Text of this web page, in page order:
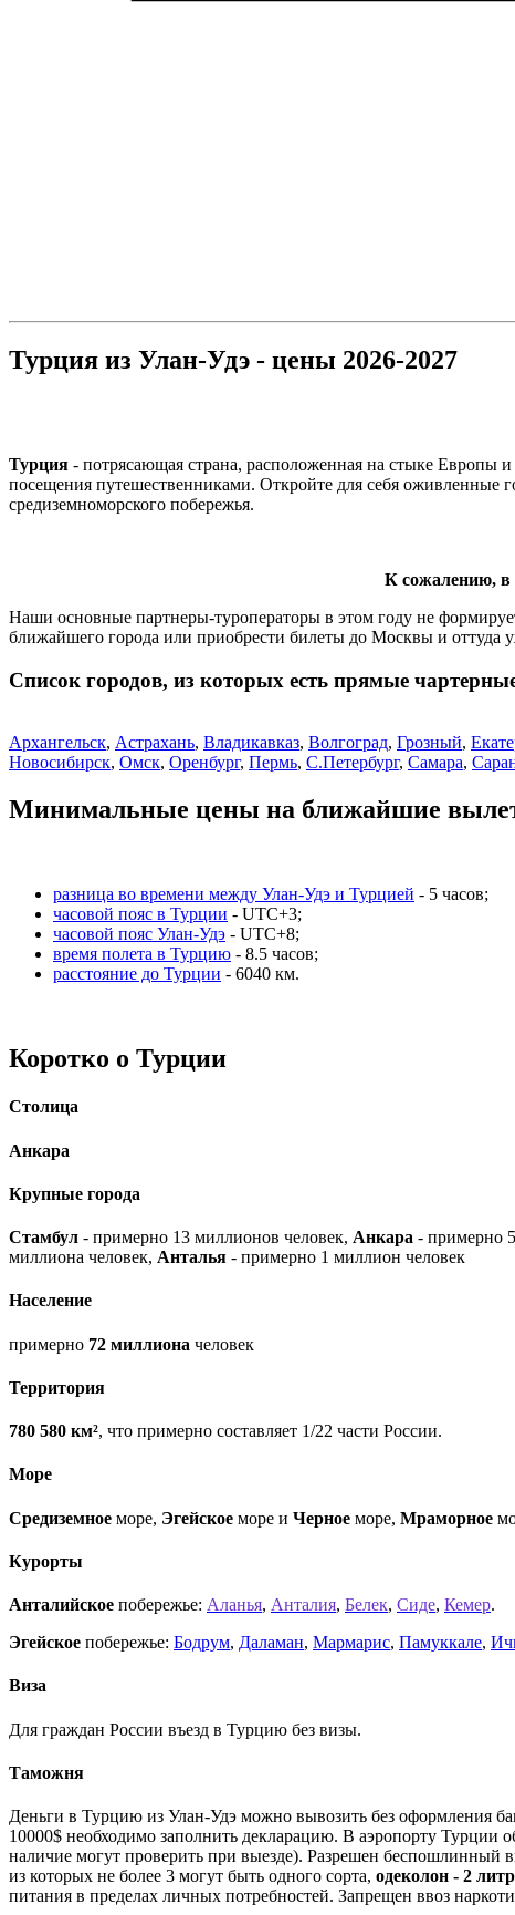
Турция из Улан-Удэ - цены 2026-2027
Турция - потрясающая страна, расположенная на стыке Европы
посещения путешественниками. Откройте для себя оживленные
средиземноморского побережья.
К сожалению, в
Наши основные партнеры-туроператоры в этом году не
ближайшего города или приобрести билеты до Москвы и оттуда
Список городов, из которых есть прямые
Архангельск, Астрахань, Владикавказ, Волгоград, Грозный,
Новосибирск, Омск, Оренбург, Пермь, С.Петербург, Самара,
Минимальные цены на ближайшие
разница во времени между Улан-Удэ и Турцией - 5 часов;
часовой пояс в Турции - UTC+3;
часовой пояс Улан-Удэ - UTC+8;
время полета в Турцию - 8.5 часов;
расстояние до Турции - 6040 км.
Коротко о Турции
Столица
Анкара
Крупные города
Стамбул - примерно 13 миллионов человек, Анкара - примерно
миллиона человек, Анталья - примерно 1 миллион человек
Население
примерно 72 миллиона человек
Территория
780 580 км², что примерно составляет 1/22 части России.
Море
Средиземное море, Эгейское море и Черное море, Мраморное
Курорты
Анталийское побережье: Аланья, Анталия, Белек, Сиде, Кемер.
Эгейское побережье: Бодрум, Даламан, Мармарис, Памуккале,
Виза
Для граждан России въезд в Турцию без визы.
Таможня
Деньги в Турцию из Улан-Удэ можно вывозить без оформления
10000$ необходимо заполнить декларацию. В аэропорту Турции
наличие могут проверить при выезде). Разрешен беспошлинный
из которых не более 3 могут быть одного сорта, одеколон - 2
питания в пределах личных потребностей. Запрещен ввоз